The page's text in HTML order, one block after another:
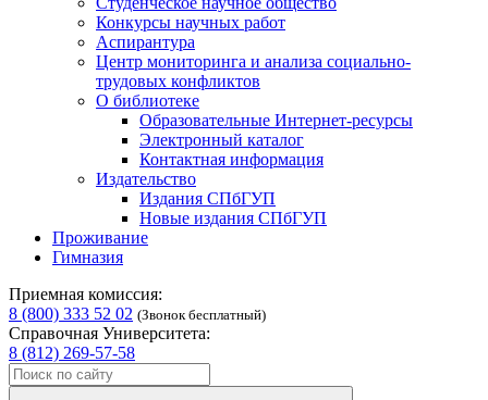
Конкурсы научных работ
Аспирантура
Центр мониторинга и анализа социально-
трудовых конфликтов
О библиотеке
Образовательные Интернет-ресурсы
Электронный каталог
Контактная информация
Издательство
Издания СПбГУП
Новые издания СПбГУП
Проживание
Гимназия
Приемная комиссия:
8 (800) 333 52 02 (Звонок бесплатный)
Справочная Университета:
8 (812) 269-57-58